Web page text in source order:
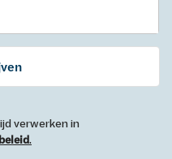
verwerken in
.